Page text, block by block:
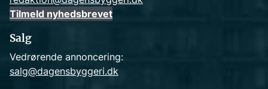
Tilmeld nyhedsbrevet
Salg
Vedrørende annoncering:
salg@dagensbyggeri.dk